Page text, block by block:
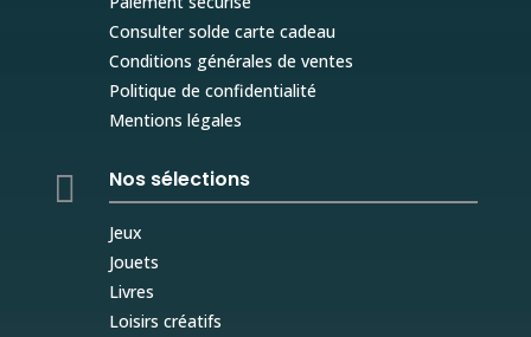
Consulter solde carte cadeau
Conditions générales de ventes
Politique de confidentialité
Mentions légales
 Nos sélections
Jeux
Jouets
Livres
Loisirs créatifs